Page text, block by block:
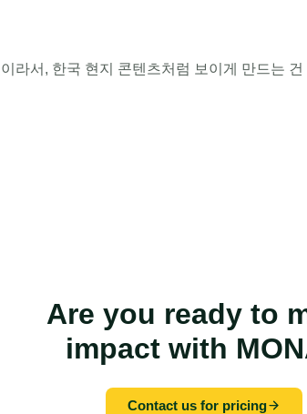
이라서, 한국 현지 콘텐츠처럼 보이게 만드는
Are you ready to
impact with
Contact us for pricing